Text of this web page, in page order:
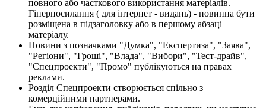
повного або часткового використання матеріалів.
Гіперпосилання ( для інтернет - видань) - повинна бути
розміщена в підзаголовку або в першому абзаці
матеріалу.
Новини з позначками "Думка", "Експертиза", "Заява",
"Регіони", "Гроші", "Влада", "Вибори", "Тест-драйв",
"Спецпроекти", "Промо" публікуються на правах
реклами.
Розділ Спецпроекти створюється спільно з
комерційними партнерами.